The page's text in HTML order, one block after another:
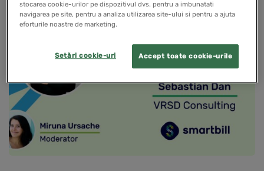
EDUCATIE ANTREPRENORIALA
stocarea cookie-urilor pe dispozitivul dvs. pentru a imbunatati
navigarea pe site, pentru a analiza utilizarea site-ului si pentru a ajuta
eforturile noastre de marketing.
Accept toate cookie-urile
Setări cookie-uri